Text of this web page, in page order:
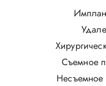
Съемное
Несъемное